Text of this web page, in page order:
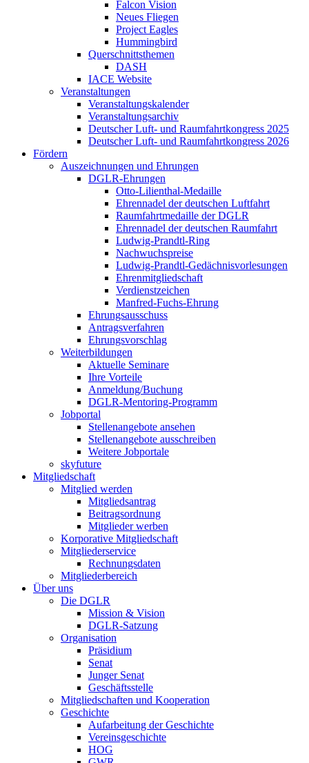
Falcon Vision
Neues Fliegen
Project Eagles
Hummingbird
Querschnittsthemen
DASH
IACE Website
Veranstaltungen
Veranstaltungskalender
Veranstaltungsarchiv
Deutscher Luft- und Raumfahrtkongress 2025
Deutscher Luft- und Raumfahrtkongress 2026
Fördern
Auszeichnungen und Ehrungen
DGLR-Ehrungen
Otto-Lilienthal-Medaille
Ehrennadel der deutschen Luftfahrt
Raumfahrtmedaille der DGLR
Ehrennadel der deutschen Raumfahrt
Ludwig-Prandtl-Ring
Nachwuchspreise
Ludwig-Prandtl-Gedächnisvorlesungen
Ehrenmitgliedschaft
Verdienstzeichen
Manfred-Fuchs-Ehrung
Ehrungsausschuss
Antragsverfahren
Ehrungsvorschlag
Weiterbildungen
Aktuelle Seminare
Ihre Vorteile
Anmeldung/Buchung
DGLR-Mentoring-Programm
Jobportal
Stellenangebote ansehen
Stellenangebote ausschreiben
Weitere Jobportale
skyfuture
Mitgliedschaft
Mitglied werden
Mitgliedsantrag
Beitragsordnung
Mitglieder werben
Korporative Mitgliedschaft
Mitgliederservice
Rechnungsdaten
Mitgliederbereich
Über uns
Die DGLR
Mission & Vision
DGLR-Satzung
Organisation
Präsidium
Senat
Junger Senat
Geschäftsstelle
Mitgliedschaften und Kooperation
Geschichte
Aufarbeitung der Geschichte
Vereinsgeschichte
HOG